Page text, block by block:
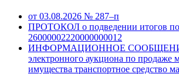
от 03.08.2026 № 287–п
ПРОТОКОЛ о подведении итогов по
26000002220000000012
ИНФОРМАЦИОННОЕ СООБЩЕНИЕ
электронного аукциона по продаже
имущества транспортное средство